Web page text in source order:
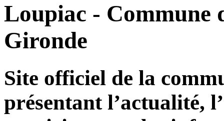
Loupiac - Commune
Gironde
Site officiel de la
présentant l’actualité,